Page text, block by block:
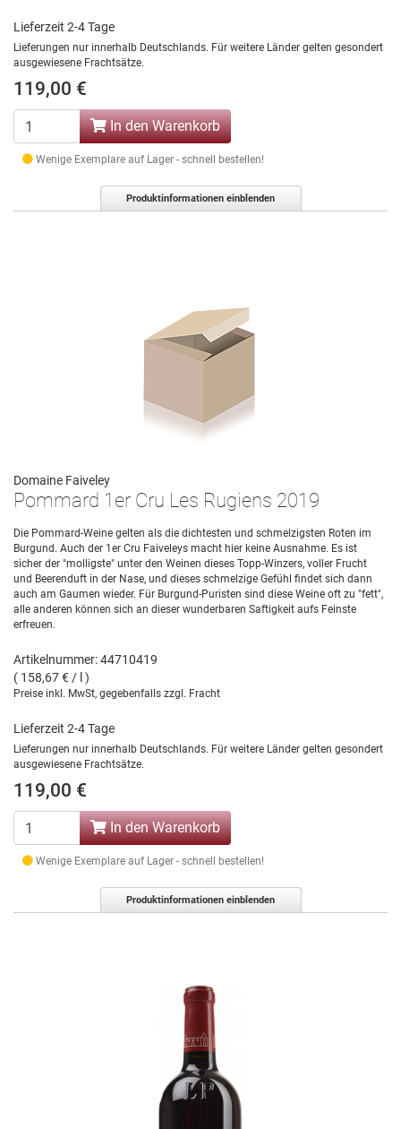
Lieferzeit 2-4 Tage
Lieferungen nur innerhalb Deutschlands. Für weitere Länder gelten gesondert
ausgewiesene Frachtsätze.
119,00 €
In den Warenkorb
Wenige Exemplare auf Lager - schnell bestellen!
Produktinformationen einblenden
Domaine Faiveley
Pommard 1er Cru Les Rugiens 2019
Die Pommard-Weine gelten als die dichtesten und schmelzigsten Roten im
Burgund. Auch der 1er Cru Faiveleys macht hier keine Ausnahme. Es ist
sicher der "molligste" unter den Weinen dieses Topp-Winzers, voller Frucht
und Beerenduft in der Nase, und dieses schmelzige Gefühl findet sich dann
auch am Gaumen wieder. Für Burgund-Puristen sind diese Weine oft zu "fett",
alle anderen können sich an dieser wunderbaren Saftigkeit aufs Feinste
erfreuen.
Artikelnummer: 44710419
( 158,67 € / l )
Preise inkl. MwSt, gegebenfalls zzgl. Fracht
Lieferzeit 2-4 Tage
Lieferungen nur innerhalb Deutschlands. Für weitere Länder gelten gesondert
ausgewiesene Frachtsätze.
119,00 €
In den Warenkorb
Wenige Exemplare auf Lager - schnell bestellen!
Produktinformationen einblenden